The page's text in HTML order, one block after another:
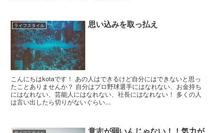
ライフスタイル 思い込みを取っ払え
こんにちはkotaです！ あの人はできるけど自分にはできないと思っ
たことありませんか？ 自分はプロ野球選手にはなれない、お金持ち
にはなれない、芸能人にはなれない、社長にはなれない！ 多くの人
は言い出したら切りがないぐらい...